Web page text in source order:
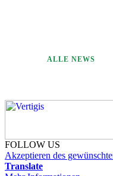
ALLE NEWS
FOLLOW US
Akzeptieren des
Translate